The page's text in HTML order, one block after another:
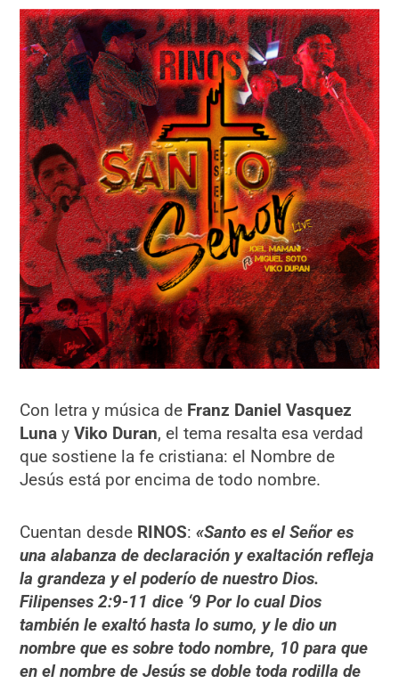
Con letra y música de Franz Daniel Vasquez
Luna yViko Duran, el tema resalta esa verdad
que sostiene la fe cristiana: el Nombre de
Jesús está por encima de todo nombre.
Cuentan desde RINOS:«Santo es el Señor es
una alabanza de declaración y exaltación refleja
la grandeza y el poderío de nuestro Dios.
Filipenses 2:9-11 dice ‘9 Por lo cual Dios
también le exaltó hasta lo sumo, y le dio un
nombre que es sobre todo nombre, 10 para que
en el nombre de Jesús se doble toda rodilla de